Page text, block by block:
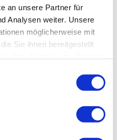
an unsere Partner für
Analysen weiter. Unsere
möglicherweise mit
Sie ihnen bereitgestellt